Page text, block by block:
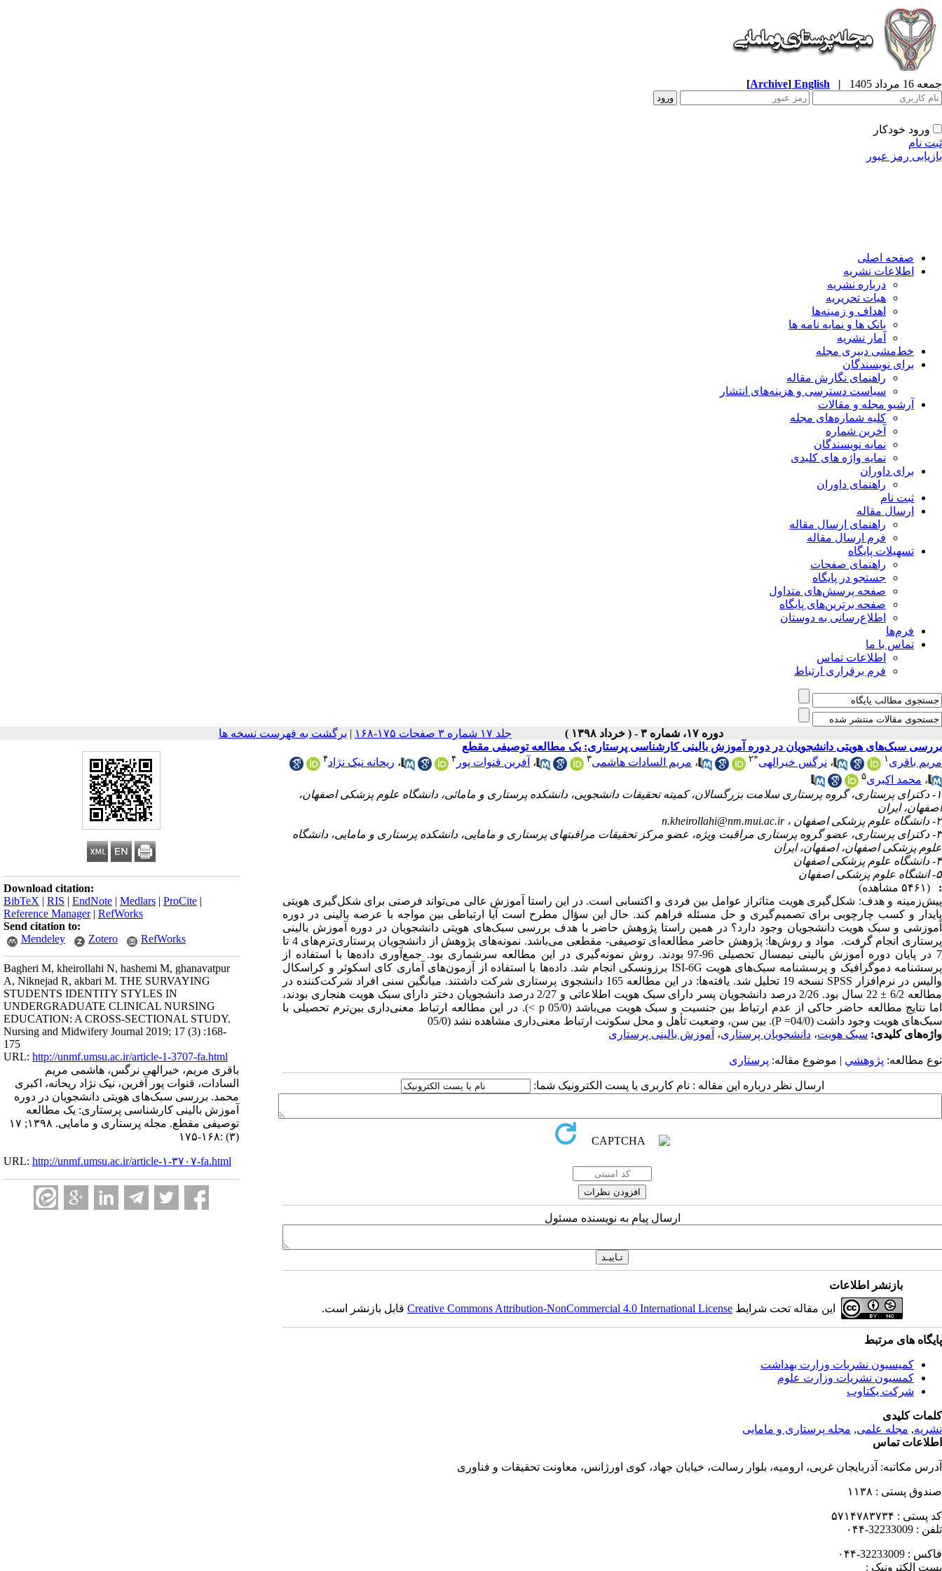
جمعه 16 مرداد 1405 |
English
[Archive]
ورود خودکار
ثبت نام
بازیابی رمز عبور
صفحه اصلی
اطلاعات نشریه
درباره نشریه
هیات تحریریه
اهداف و زمینه‌ها
بانک ها و نمایه نامه ها
آمار نشریه
خط‌مشی دبیری مجله
برای نویسندگان
راهنمای نگارش مقاله
سیاست دسترسی و هزینه‌های انتشار
آرشیو مجله و مقالات
کلیه شماره‌های مجله
آخرین شماره
نمایه نویسندگان
نمایه واژه های کلیدی
برای داوران
راهنمای داوران
ثبت نام
ارسال مقاله
راهنمای ارسال مقاله
فرم ارسال مقاله
تسهیلات پایگاه
راهنمای صفحات
جستجو در پایگاه
صفحه پرسش‌های متداول
صفحه برترین‌های پایگاه
اطلاع‌رسانی به دوستان
فرم‌ها
تماس با ما
اطلاعات تماس
فرم برقراری ارتباط
دوره ۱۷، شماره ۳ - ( خرداد ۱۳۹۸ ) جلد ۱۷ شماره ۳ صفحات ۱۷۵-۱۶۸ | برگشت به فهرست نسخه ها
Download citation:
BibTeX | RIS | EndNote | Medlars | ProCite |
Reference Manager| RefWorks
Send citation to:
Mendeley
Zotero RefWorks
Bagheri M, kheirollahi N, hashemi M, ghanavatpur
A, Niknejad R, akbari M. THE SURVAYING
STUDENTS IDENTITY STYLES IN
UNDERGRADUATE CLINICAL NURSING
EDUCATION: A CROSS-SECTIONAL STUDY.
Nursing and Midwifery Journal 2019; 17 (3) :168-
175
URL: http://unmf.umsu.ac.ir/article-1-3707-fa.html
باقری مریم، خیرالهی نرگس، هاشمی مریم
السادات، قنوات پور آفرین، نیک نژاد ریحانه، اکبری
محمد. بررسی سبک‌های هویتی دانشجویان در دوره
آموزش بالینی کارشناسی پرستاری: یک مطالعه
توصیفی مقطع. مجله پرستاری و مامایی. ۱۳۹۸; ۱۷
(۳) :۱۶۸-۱۷۵
URL: http://unmf.umsu.ac.ir/article-۱-۳۷۰۷-fa.html
بررسی سبک‌های هویتی دانشجویان در دوره آموزش بالینی کارشناسی پرستاری: یک مطالعه توصیفی مقطع
مریم باقری ۱ ، نرگس خیرالهی*۲ ، مریم السادات هاشمی۳ ، آفرین قنوات پور ۴ ، ریحانه نیک نژاد۴
، محمد اکبری۵
۱- دکترای پرستاری، گروه پرستاری سلامت بزرگسالان، کمیته تحقیقات دانشجویی، دانشکده پرستاری و مامائی، دانشگاه علوم پزشکی اصفهان،
اصفهان، ایران
۲- دانشگاه علوم پزشکی اصفهان ،
n.kheirollahi@nm.mui.ac.ir
۳- دکترای پرستاری، عضو گروه پرستاری مراقبت ویژه، عضو مرکز تحقیقات مراقبتهای پرستاری و مامایی، دانشکده پرستاری و مامایی، دانشگاه
علوم پزشکی اصفهان، اصفهان، ایران
۴- دانشگاه علوم پزشکی اصفهان
۵- انشگاه علوم پزشکی اصفهان
:
(۵۴۶۱ مشاهده)
پیش‌زمینه و هدف: شکل‌گیری هویت متاثراز عوامل بین فردی و اکتسابی است. در این راستا آموزش عالی می‌تواند فرصتی برای شکل‌گیری هویتی
پایدار و کسب چارچوبی برای تصمیم‌گیری و حل مسئله فراهم کند. حال این سؤال مطرح است آیا ارتباطی بین مواجه با عرصه بالینی در دوره
آموزشی و سبک هویت دانشجویان وجود دارد؟ در همین راستا پژوهش حاضر با هدف بررسی سبک‌های هویتی دانشجویان در دوره آموزش بالینی
پرستاری انجام گرفت. مواد و روش‌ها: پژوهش حاضر مطالعه‌ای توصیفی- مقطعی می‌باشد. نمونه‌های پژوهش از دانشجویان پرستاری‌ترم‌های 4 تا
7 در پایان دوره آموزش بالینی نیمسال تحصیلی 96-97 بودند. روش نمونه‌گیری در این مطالعه سرشماری بود. جمع‌آوری داده‌ها با استفاده از
پرسشنامه دموگرافیک و پرسشنامه سبک‌های هویت ISI-6G برزونسکی انجام شد. داده‌ها با استفاده از آزمون‌های آماری کای اسکوئر و کراسکال
والیس در نرم‌افزار SPSS نسخه 19 تحلیل شد. یافته‌ها: در این مطالعه 165 دانشجوی پرستاری شرکت داشتند. میانگین سنی افراد شرکت‌کننده در
مطالعه 6/2 ± 22 سال بود. 2/26 درصد دانشجویان پسر دارای سبک هویت اطلاعاتی و 2/27 درصد دانشجویان دختر دارای سبک هویت هنجاری بودند،
اما نتایج مطالعه حاضر حاکی از عدم ارتباط بین جنسیت و سبک هویت می‌باشد (05/0 p >). در این مطالعه ارتباط معنی‌داری بین‌ترم تحصیلی با
سبک‌های هویت وجود داشت (04/0= P). بین سن، وضعیت تأهل و محل سکونت ارتباط معنی‌داری مشاهده نشد (05/0
واژه‌های کلیدی: سبک هویت، دانشجویان پرستاری، آموزش بالینی پرستاری
نوع مطالعه: پژوهشي | موضوع مقاله: پرستاری
ارسال نظر درباره این مقاله : نام کاربری یا پست الکترونیک شما:
ارسال پیام به نویسنده مسئول
بازنشر اطلاعات
این مقاله تحت شرایط Creative Commons Attribution-NonCommercial 4.0 International Licenseقابل بازنشر است.
پایگاه های مرتبط
کمیسیون نشریات وزارت بهداشت
کمسیون نشریات وزارت علوم
شرکت یکتاوب
کلمات کلیدی
نشریه, مجله علمی, مجله پرستاری و مامایی
اطلاعات تماس
آدرس مکاتبه: آذربایجان غربی، ارومیه، بلوار رسالت، خیابان جهاد، کوی اورژانس، معاونت تحقیقات و فناوری
صندوق پستی : ۱۱۳۸
کد پستی : ۵۷۱۴۷۸۳۷۳۴
تلفن : 32233009-۰۴۴
فاکس : 32233009-۰۴۴
پست الکترونیک :